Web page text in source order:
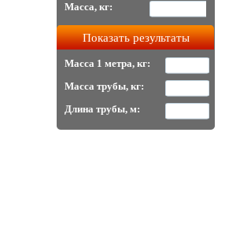
Масса, кг:
Масса 1 метра, кг:
Масса трубы, кг:
Длина трубы, м: